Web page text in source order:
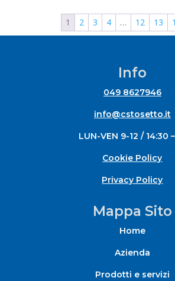
1 2 3 4 … 12 13
Info
049 8627946
info@cstosetto.it
LUN-VEN 9-12 / 14:30
Cookie Policy
Privacy Policy
Mappa Sito
Home
Azienda
Prodotti e servizi